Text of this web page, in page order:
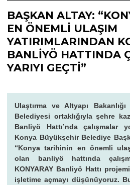
BAŞKAN ALTAY:
EN ÖNEMLİ ULAŞIM
YATIRIMLARINDAN
BANLİYÖ HATTINDA
YARIYI GEÇTİ”
Ulaştırma ve Altyapı
Belediyesi ortaklığıyla şehre
Banliyö Hattı’nda çalışmalar
Konya Büyükşehir Belediye
“Konya tarihinin en önemli
olan banliyö hattında
KONYARAY Banliyö Hattı
işletime açmayı düşünüyoruz.